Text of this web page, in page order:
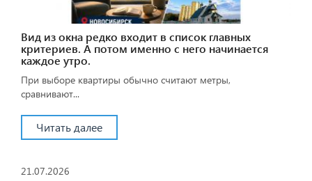
Вид из окна редко входит в список главных
критериев. А потом именно с него начинается
каждое утро.
При выборе квартиры обычно считают метры,
сравнивают...
Читать далее
21.07.2026